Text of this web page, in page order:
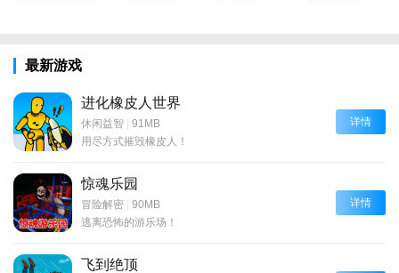
最新游戏
进化橡皮人世界
休闲益智 | 91MB
用尽方式摧毁橡皮人！
详情
惊魂乐园
冒险解密 | 90MB
逃离恐怖的游乐场！
详情
飞到绝顶